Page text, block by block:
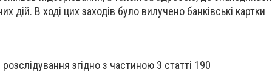
дій. В ході цих заходів було вилучено банківські картки
згідно з частиною 3 статті 190